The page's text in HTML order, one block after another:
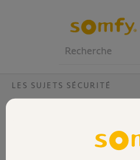
Volet
LES SUJETS SÉCURITÉ
Protexiom GSM ;
Depuis qq semaines je n'arrive plus